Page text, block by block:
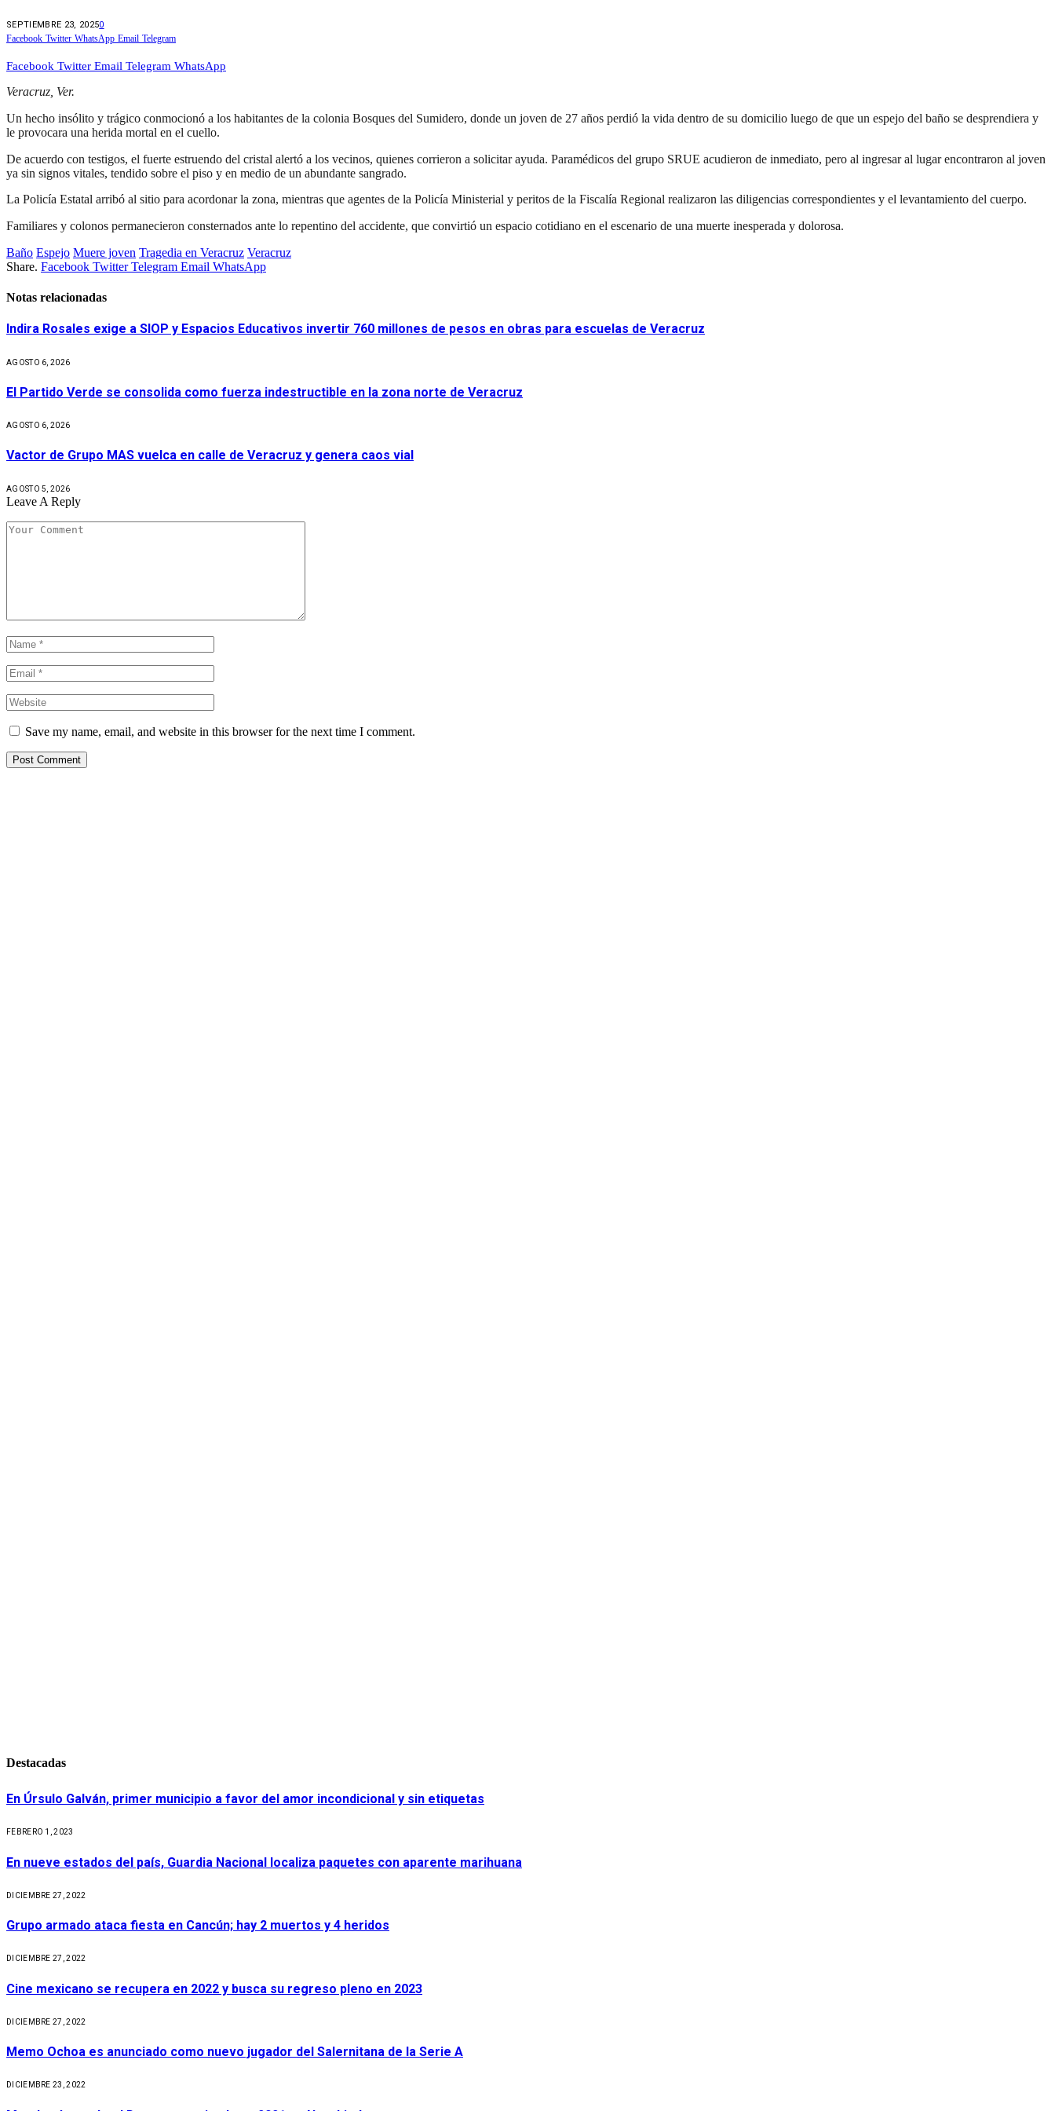
SEPTIEMBRE 23, 20250
Facebook Twitter WhatsApp Email Telegram
Facebook Twitter Email Telegram WhatsApp
Veracruz, Ver.
Un hecho insólito y trágico conmocionó a los habitantes de la colonia Bosques del Sumidero, donde un joven de 27 años perdió la vida dentro de su domicilio luego de que un espejo del baño se desprendiera y
le provocara una herida mortal en el cuello.
De acuerdo con testigos, el fuerte estruendo del cristal alertó a los vecinos, quienes corrieron a solicitar ayuda. Paramédicos del grupo SRUE acudieron de inmediato, pero al ingresar al lugar encontraron al joven
ya sin signos vitales, tendido sobre el piso y en medio de un abundante sangrado.
La Policía Estatal arribó al sitio para acordonar la zona, mientras que agentes de la Policía Ministerial y peritos de la Fiscalía Regional realizaron las diligencias correspondientes y el levantamiento del cuerpo.
Familiares y colonos permanecieron consternados ante lo repentino del accidente, que convirtió un espacio cotidiano en el escenario de una muerte inesperada y dolorosa.
Baño Espejo Muere joven Tragedia en Veracruz Veracruz
Share. Facebook Twitter Telegram Email WhatsApp
Notas relacionadas
Indira Rosales exige a SIOP y Espacios Educativos invertir 760 millones de pesos en obras para escuelas de Veracruz
AGOSTO 6, 2026
El Partido Verde se consolida como fuerza indestructible en la zona norte de Veracruz
AGOSTO 6, 2026
Vactor de Grupo MAS vuelca en calle de Veracruz y genera caos vial
AGOSTO 5, 2026
Leave A Reply
Save my name, email, and website in this browser for the next time I comment.
Destacadas
En Úrsulo Galván, primer municipio a favor del amor incondicional y sin etiquetas
FEBRERO 1, 2023
En nueve estados del país, Guardia Nacional localiza paquetes con aparente marihuana
DICIEMBRE 27, 2022
Grupo armado ataca fiesta en Cancún; hay 2 muertos y 4 heridos
DICIEMBRE 27, 2022
Cine mexicano se recupera en 2022 y busca su regreso pleno en 2023
DICIEMBRE 27, 2022
Memo Ochoa es anunciado como nuevo jugador del Salernitana de la Serie A
DICIEMBRE 23, 2022